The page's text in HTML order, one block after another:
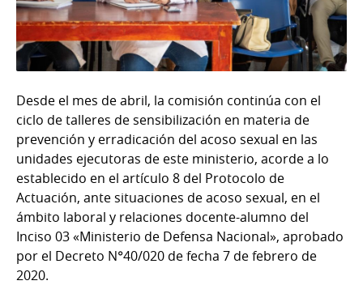
Desde el mes de abril, la comisión continúa con el
ciclo de talleres de sensibilización en materia de
prevención y erradicación del acoso sexual en las
unidades ejecutoras de este ministerio, acorde a lo
establecido en el artículo 8 del Protocolo de
Actuación, ante situaciones de acoso sexual, en el
ámbito laboral y relaciones docente-alumno del
Inciso 03 «Ministerio de Defensa Nacional», aprobado
por el Decreto N°40/020 de fecha 7 de febrero de
2020.